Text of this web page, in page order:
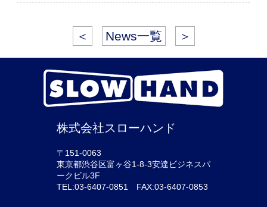
＜ News一覧 ＞
株式会社スローハンド
〒151-0063
東京都渋谷区富ヶ谷1-8-3安達ビジネスパ
ークビル3F
TEL:03-6407-0851 FAX:03-6407-0853